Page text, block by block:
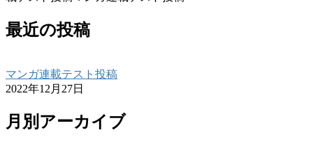
最近の投稿
マンガ連載テスト投稿
2022年12月27日
月別アーカイブ